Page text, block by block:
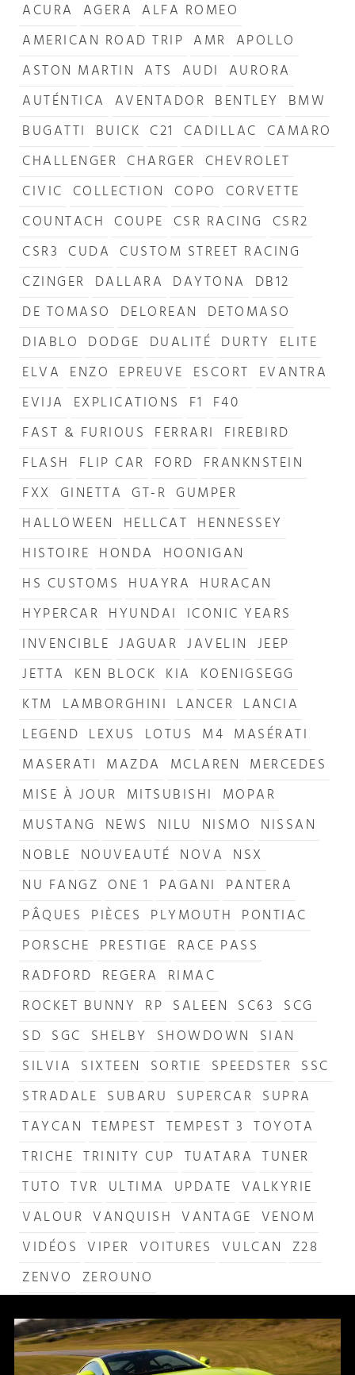
ACURA AGERA ALFA ROMEO
AMERICAN ROAD TRIP AMR APOLLO
ASTON MARTIN ATS AUDI AURORA
AUTÉNTICA AVENTADOR BENTLEY BMW
BUGATTI BUICK C21 CADILLAC CAMARO
CHALLENGER CHARGER CHEVROLET
CIVIC COLLECTION COPO CORVETTE
COUNTACH COUPE CSR RACING CSR2
CSR3 CUDA CUSTOM STREET RACING
CZINGER DALLARA DAYTONA DB12
DE TOMASO DELOREAN DETOMASO
DIABLO DODGE DUALITÉ DURTY ELITE
ELVA ENZO EPREUVE ESCORT EVANTRA
EVIJA EXPLICATIONS F1 F40
FAST & FURIOUS FERRARI FIREBIRD
FLASH FLIP CAR FORD FRANKNSTEIN
FXX GINETTA GT-R GUMPER
HALLOWEEN HELLCAT HENNESSEY
HISTOIRE HONDA HOONIGAN
HS CUSTOMS HUAYRA HURACAN
HYPERCAR HYUNDAI ICONIC YEARS
INVENCIBLE JAGUAR JAVELIN JEEP
JETTA KEN BLOCK KIA KOENIGSEGG
KTM LAMBORGHINI LANCER LANCIA
LEGEND LEXUS LOTUS M4 MASÉRATI
MASERATI MAZDA MCLAREN MERCEDES
MISE À JOUR MITSUBISHI MOPAR
MUSTANG NEWS NILU NISMO NISSAN
NOBLE NOUVEAUTÉ NOVA NSX
NU FANGZ ONE 1 PAGANI PANTERA
PÂQUES PIÈCES PLYMOUTH PONTIAC
PORSCHE PRESTIGE RACE PASS
RADFORD REGERA RIMAC
ROCKET BUNNY RP SALEEN SC63 SCG
SD SGC SHELBY SHOWDOWN SIAN
SILVIA SIXTEEN SORTIE SPEEDSTER SSC
STRADALE SUBARU SUPERCAR SUPRA
TAYCAN TEMPEST TEMPEST 3 TOYOTA
TRICHE TRINITY CUP TUATARA TUNER
TUTO TVR ULTIMA UPDATE VALKYRIE
VALOUR VANQUISH VANTAGE VENOM
VIDÉOS VIPER VOITURES VULCAN Z28
ZENVO ZEROUNO